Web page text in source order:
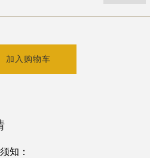
加入购物车
知 ：